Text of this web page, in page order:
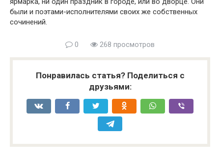
были и поэтами-исполнителями своих же собственных
сочинений.
0 268 просмотров
Понравилась статья? Поделиться с
друзьями: